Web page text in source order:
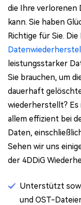
die Ihre verlorenen
kann. Sie haben
Richtige für Sie.
leistungsstarker
Sie brauchen, um
dauerhaft
wiederherstellt?
allem effizient bei
Daten,
Sehen wir uns
der 4DDiG
Unterstützt
und OST-